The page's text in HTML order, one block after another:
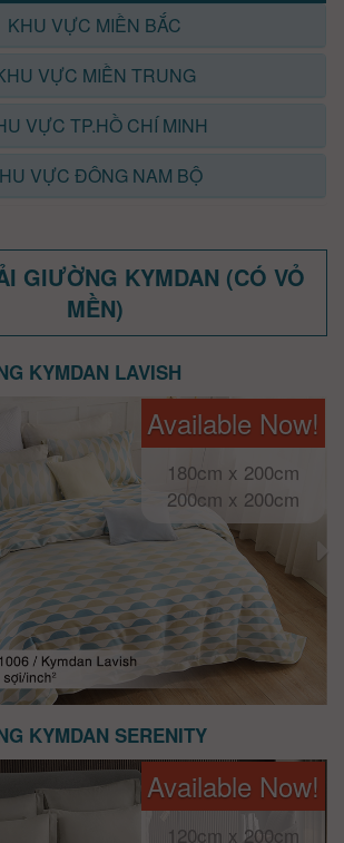
KHU VỰC MIỀN BẮC
VỰC MIỀN TRUNG
VỰC TP.HỒ CHÍ MINH
VỰC ĐÔNG NAM BỘ
GIƯỜNG KYMDAN (CÓ VỎ
MỀN)
KYMDAN LAVISH
Available Now!
180cm x 200cm
200cm x 200cm
KYMDAN SERENITY
Available Now!
120cm x 200cm